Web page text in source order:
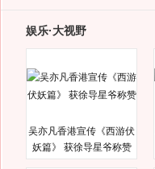
娱乐·大视野
吴亦凡香港宣传《西游伏
妖篇》 获徐导星爷称赞